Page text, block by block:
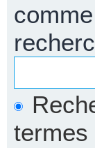
termes